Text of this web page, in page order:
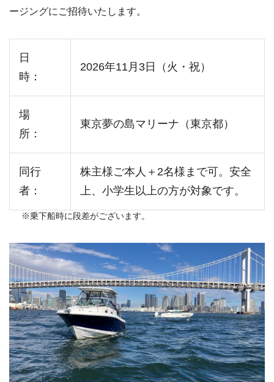
ージングにご招待いたします。
日
時：
2026年11月3日（火・祝）
場
所：
東京夢の島マリーナ（東京都）
同行
者：
株主様ご本人＋2名様まで可。安全
上、小学生以上の方が対象です。
※乗下船時に段差がございます。